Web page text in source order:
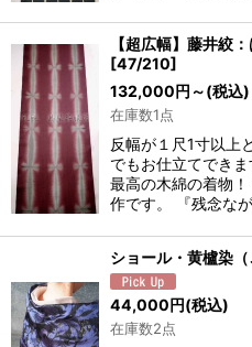
【超広幅】藤井絞
[47/210]
132,000円 ～(税込)
在庫数1点
反幅が１尺1寸以上
でもお仕立てでき
最高の木綿の着物
作です。 『残念な
ショール・黄櫨染
44,000円(税込)
在庫数2点